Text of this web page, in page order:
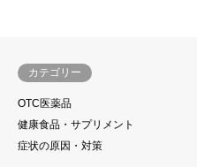
カテゴリー
OTC医薬品
健康食品・サプリメント
症状の原因・対策